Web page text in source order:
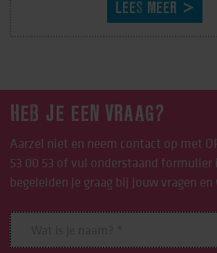
LEES MEER
HEB JE EEN VRAAG?
Aarzel niet en neem contact op met
53 00 53 of vul onderstaand formulier
begeleiden je graag bij jouw vragen en